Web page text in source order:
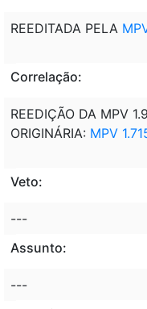
REEDITADA PELA
Correlação:
REEDIÇÃO DA MPV
ORIGINÁRIA: MPV
Veto:
---
Assunto:
---